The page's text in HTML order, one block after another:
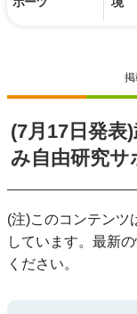
(7月17日発表
み自由研究サ
(注)このコンテンツ
しています。最新
ください。